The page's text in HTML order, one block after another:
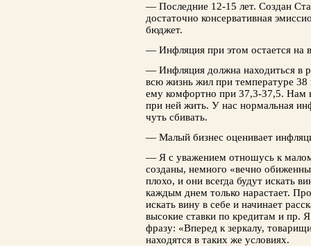
— Последние 12-15 лет. Создан
достаточно консервативная
бюджет.
— Инфляция при этом остается на
— Инфляция должна находиться в
всю жизнь жил при температуре
ему комфортно при 37,3-37,5. Нам
при ней жить. У нас нормальная
чуть сбивать.
— Малый бизнес оценивает
— Я с уважением отношусь к
созданы, немного «вечно
плохо, и они всегда будут искать
каждым днем только нарастает.
искать вину в себе и начинает
высокие ставки по кредитам и пр.
фразу: «Вперед к зеркалу,
находятся в таких же условиях.